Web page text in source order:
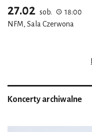
27.02 sob.
18:00
NFM, Sala Czerwona
Koncerty archiwalne